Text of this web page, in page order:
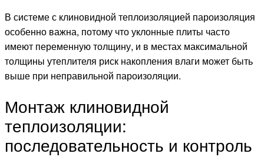
В системе с клиновидной теплоизоляцией пароизоляция
особенно важна, потому что уклонные плиты часто
имеют переменную толщину, и в местах максимальной
толщины утеплителя риск накопления влаги может быть
выше при неправильной пароизоляции.
Монтаж клиновидной
теплоизоляции:
последовательность и контроль